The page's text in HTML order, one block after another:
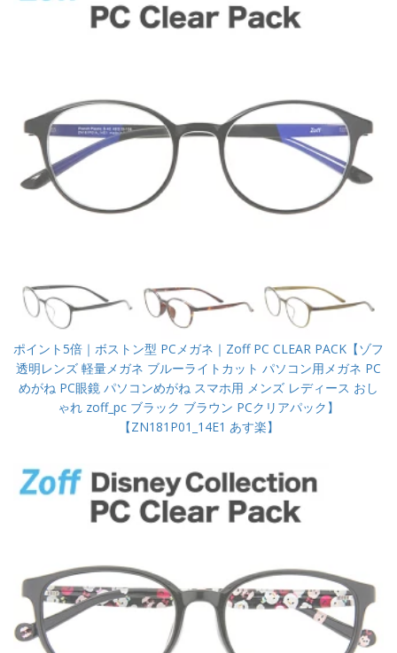
ポイント5倍｜ボストン型 PCメガネ｜Zoff PC CLEAR PACK【ゾフ
透明レンズ 軽量メガネ ブルーライトカット パソコン用メガネ PC
めがね PC眼鏡 パソコンめがね スマホ用 メンズ レディース おし
ゃれ zoff_pc ブラック ブラウン PCクリアパック】
【ZN181P01_14E1 あす楽】